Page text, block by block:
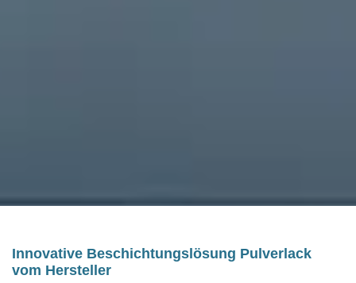
Innovative Beschichtungslösung Pulverlack
vom Hersteller